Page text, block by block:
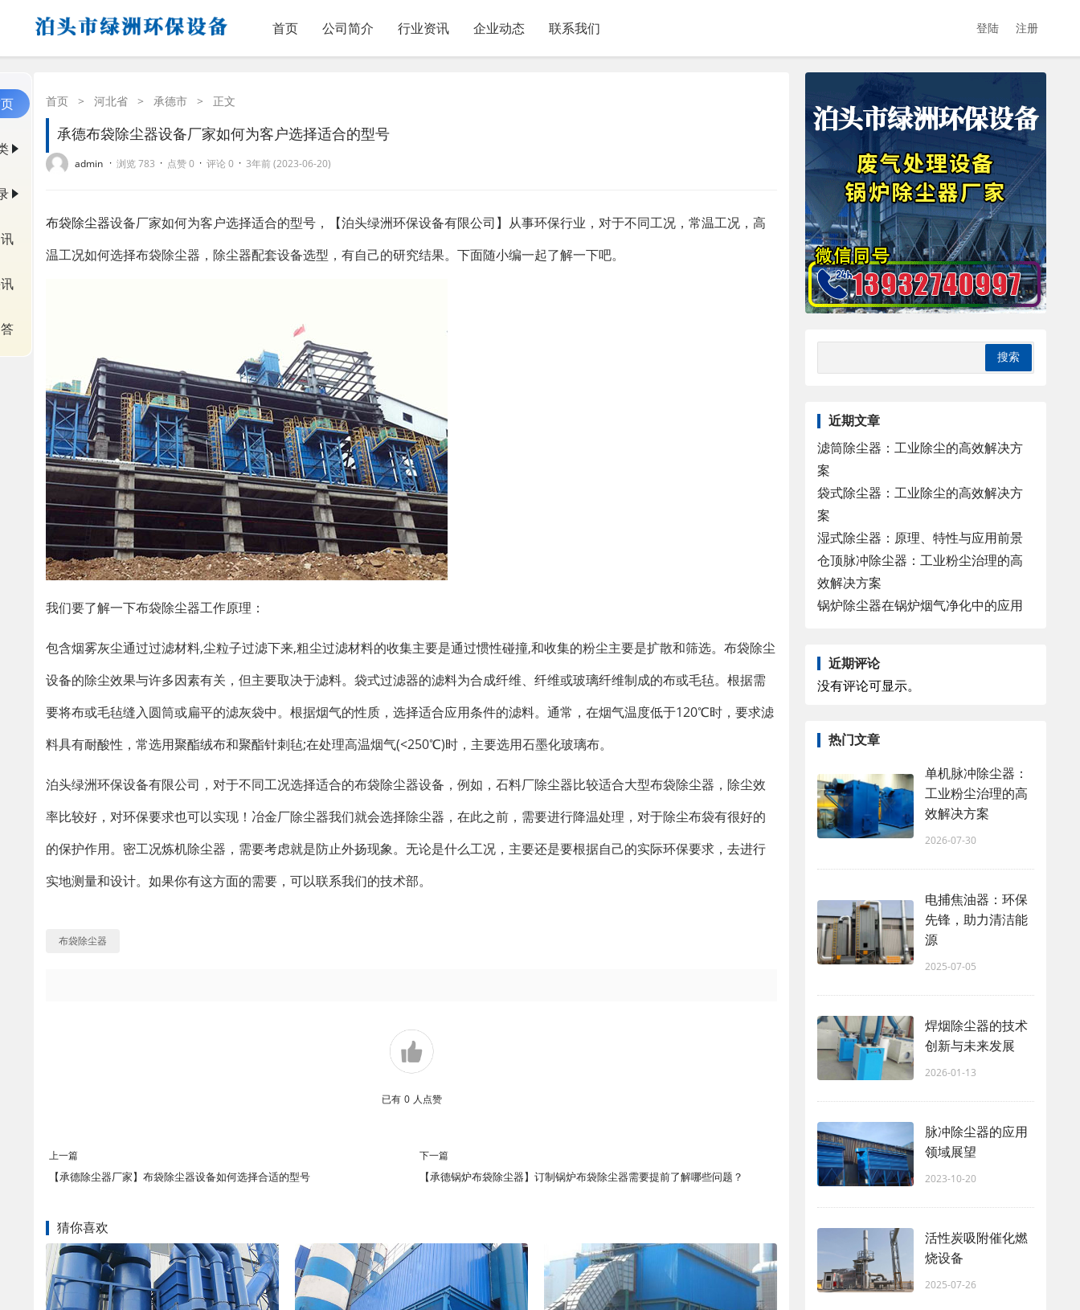
首页 公司简介 行业资讯 企业动态 联系我们 登陆 注册
首页 > 河北省 > 承德市 > 正文
承德布袋除尘器设备厂家如何为客户选择适合的型号
admin · 浏览 783 · 点赞 0 · 评论 0 · 3年前 (2023-06-20)
布袋除尘器设备厂家如何为客户选择适合的型号，【泊头绿洲环保设备有限公司】从事环保行业，对于不同工况，常温工况，高
温工况如何选择布袋除尘器，除尘器配套设备选型，有自己的研究结果。下面随小编一起了解一下吧。
我们要了解一下布袋除尘器工作原理：
包含烟雾灰尘通过过滤材料,尘粒子过滤下来,粗尘过滤材料的收集主要是通过惯性碰撞,和收集的粉尘主要是扩散和筛选。布袋除尘
设备的除尘效果与许多因素有关，但主要取决于滤料。袋式过滤器的滤料为合成纤维、纤维或玻璃纤维制成的布或毛毡。根据需
要将布或毛毡缝入圆筒或扁平的滤灰袋中。根据烟气的性质，选择适合应用条件的滤料。通常，在烟气温度低于120℃时，要求滤
料具有耐酸性，常选用聚酯绒布和聚酯针刺毡;在处理高温烟气(<250℃)时，主要选用石墨化玻璃布。
泊头绿洲环保设备有限公司，对于不同工况选择适合的布袋除尘器设备，例如，石料厂除尘器比较适合大型布袋除尘器，除尘效
率比较好，对环保要求也可以实现！冶金厂除尘器我们就会选择除尘器，在此之前，需要进行降温处理，对于除尘布袋有很好的
的保护作用。密工况炼机除尘器，需要考虑就是防止外扬现象。无论是什么工况，主要还是要根据自己的实际环保要求，去进行
实地测量和设计。如果你有这方面的需要，可以联系我们的技术部。
布袋除尘器
已有 0 人点赞
上一篇
【承德除尘器厂家】布袋除尘器设备如何选择合适的型号
下一篇
【承德锅炉布袋除尘器】订制锅炉布袋除尘器需要提前了解哪些问题？
猜你喜欢
近期文章
滤筒除尘器：工业除尘的高效解决方
案
袋式除尘器：工业除尘的高效解决方
案
湿式除尘器：原理、特性与应用前景
仓顶脉冲除尘器：工业粉尘治理的高
效解决方案
锅炉除尘器在锅炉烟气净化中的应用
近期评论
没有评论可显示。
热门文章
单机脉冲除尘器：
工业粉尘治理的高
效解决方案
2026-07-30
电捕焦油器：环保
先锋，助力清洁能
源
2025-07-05
焊烟除尘器的技术
创新与未来发展
2026-01-13
脉冲除尘器的应用
领域展望
2023-10-20
活性炭吸附催化燃
烧设备
2025-07-26